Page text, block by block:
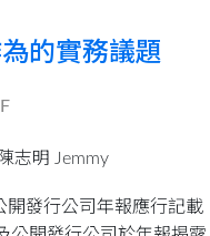
的實務議題
陳志明 Jemmy
開發行公司年報應行記載